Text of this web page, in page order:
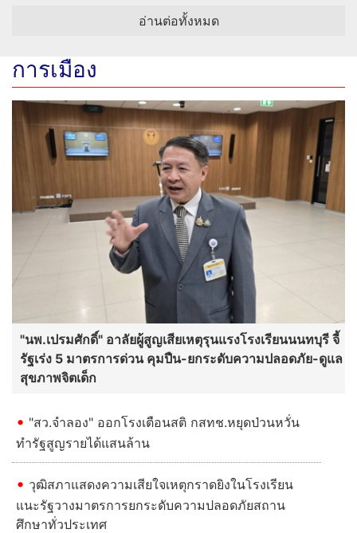
อ่านต่อทั้งหมด
การเมือง
"นพ.เปรมศักดิ์" อาลัยผู้สูญเสียเหตุรุนแรงโรงเรียนนนทบุรี จี้
รัฐเร่ง 5 มาตรการด่วน คุมปืน-ยกระดับความปลอดภัย-ดูแล
สุขภาพจิตเด็ก
"สว.จำลอง" ออกโรงเตือนสติ กสทช.หยุดป่วนหวั่น
ทำรัฐสูญรายได้แสนล้าน
วุฒิสภาแสดงความเสียใจเหตุกราดยิงในโรงเรียน
แนะรัฐวางมาตรการยกระดับความปลอดภัยสถาน
ศึกษาทั่วประเทศ